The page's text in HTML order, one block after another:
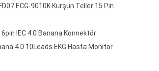
ECG-9010K Kurşun Teller 15 Pin
IEC 4.0 Banana Konnektör
4.0 10Leads EKG Hasta Monitör